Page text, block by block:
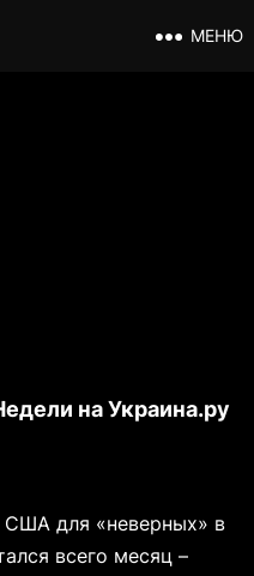
МЕНЮ
на Украина.ру
США для «неверных» в
всего месяц –